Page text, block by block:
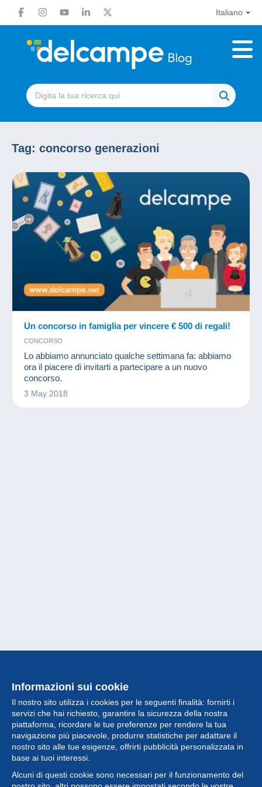
Italiano
Tag: concorso generazioni
Un concorso in famiglia per vincere € 500 di regali!
CONCORSO
Lo abbiamo annunciato qualche settimana fa: abbiamo
ora il piacere di invitarti a partecipare a un nuovo
concorso.
3 May 2018
Informazioni sui cookie
Il nostro sito utilizza i cookies per le seguenti finalità: fornirti i
servizi che hai richiesto, garantire la sicurezza della nostra
piattaforma, ricordare le tue preferenze per rendere la tua
navigazione più piacevole, produrre statistiche per adattare il
nostro sito alle tue esigenze, offrirti pubblicità personalizzata in
base ai tuoi interessi.
Alcuni di questi cookie sono necessari per il funzionamento del
Collezione
Novità